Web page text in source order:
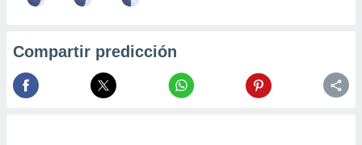
Compartir predicción